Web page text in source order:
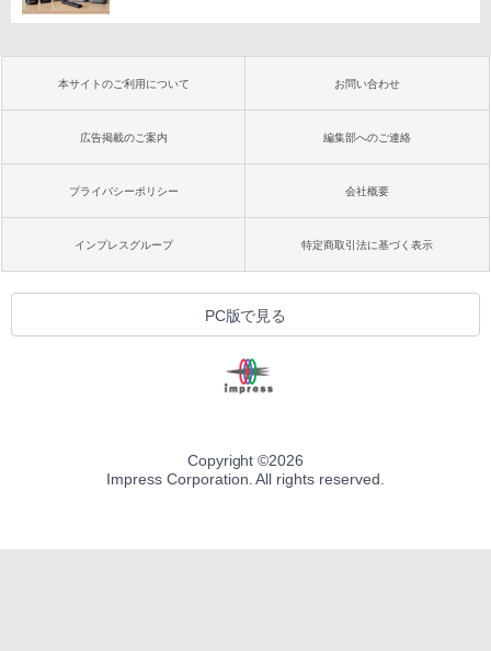
本サイトのご利用について お問い合わせ
広告掲載のご案内 編集部へのご連絡
プライバシーポリシー 会社概要
インプレスグループ 特定商取引法に基づく表示
PC版で見る
Copyright ©2026
Impress Corporation. All rights reserved.